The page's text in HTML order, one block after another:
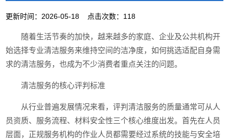
更新时间：2026-05-18 点击次数：118
随着生活节奏的加快，越来越多的家庭、企业及公共机构开
始选择专业清洁服务来维持空间的洁净度，如何挑选适配自身需
求的清洁服务，也成为不少消费者重点关注的问题。
清洁服务的核心评判标准
从行业普遍发展情况来看，评判清洁服务的质量通常可从人
员资质、服务流程、材料安全性三个核心维度出发。首先在人员
层面，正规服务机构的作业人员都需要经过系统的技能与安全培